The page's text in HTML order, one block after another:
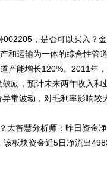
，是否可以买入？
和运输为一体的综合性管
产能增长120%。2011年
励，预计未来两年收入和
常波动，对毛利率影响较
智慧分析师：昨日资金
板块资金近5日净流出